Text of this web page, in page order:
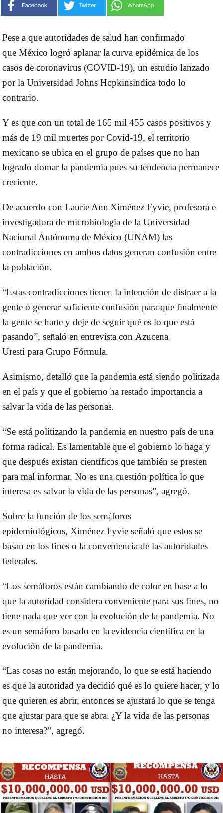
Pese a que autoridades de salud han confirmado
que México logró aplanar la curva epidémica de los
casos de coronavirus (COVID-19), un estudio lanzado
por la Universidad Johns Hopkinsindica todo lo
contrario.
Y es que con un total de 165 mil 455 casos positivos y
más de 19 mil muertes por Covid-19, el territorio
mexicano se ubica en el grupo de países que no han
logrado domar la pandemia pues su tendencia permanece
creciente.
De acuerdo con Laurie Ann Ximénez Fyvie, profesora e
investigadora de microbiología de la Universidad
Nacional Autónoma de México (UNAM) las
contradicciones en ambos datos generan confusión entre
la población.
“Estas contradicciones tienen la intención de distraer a la
gente o generar suficiente confusión para que finalmente
la gente se harte y deje de seguir qué es lo que está
pasando”, señaló en entrevista con Azucena
Uresti para Grupo Fórmula.
Asimismo, detalló que la pandemia está siendo politizada
en el país y que el gobierno ha restado importancia a
salvar la vida de las personas.
“Se está politizando la pandemia en nuestro país de una
forma radical. Es lamentable que el gobierno lo haga y
que después existan científicos que también se presten
para mal informar. No es una cuestión política lo que
interesa es salvar la vida de las personas”, agregó.
Sobre la función de los semáforos
epidemiológicos, Ximénez Fyvie señaló que estos se
basan en los fines o la conveniencia de las autoridades
federales.
“Los semáforos están cambiando de color en base a lo
que la autoridad considera conveniente para sus fines, no
tiene nada que ver con la evolución de la pandemia. No
es un semáforo basado en la evidencia científica en la
evolución de la pandemia.
“Las cosas no están mejorando, lo que se está haciendo
es que la autoridad ya decidió qué es lo quiere hacer, y lo
que quieren es abrir, entonces se ajustará lo que se tenga
que ajustar para que se abra. ¿Y la vida de las personas
no interesa?”, agregó.